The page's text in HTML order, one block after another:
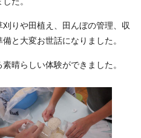
りや田植え、田んぼの管理、収
と大変お世話になりました。
晴らしい体験ができました。